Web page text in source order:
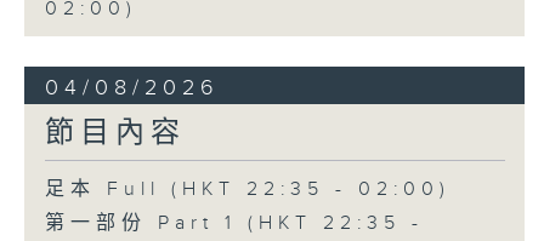
02:00)
04/08/2026
節目內容
足本 Full (HKT 22:35 - 02:00)
第一部份 Part 1 (HKT 22:35 -